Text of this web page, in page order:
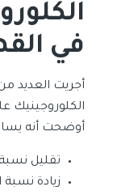
في
أجريت العديد
أوضحت أنه
تقليل
زيادة نسبة